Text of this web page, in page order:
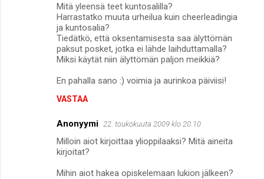
Mitä yleensä teet kuntosalilla?
Harrastatko muuta urheilua kuin cheerleadingia
ja kuntosalia?
Tiedätkö, että oksentamisesta saa älyttömän
paksut posket, jotka ei lähde laihduttamalla?
Miksi käytät niin älyttömän paljon meikkiä?
En pahalla sano :) voimia ja aurinkoa päiviisi!
VASTAA
Anonyymi 22. toukokuuta 2009 klo 20.10
Milloin aiot kirjoittaa ylioppilaaksi? Mitä aineita
kirjoitat?
Mihin aiot hakea opiskelemaan lukion jälkeen?